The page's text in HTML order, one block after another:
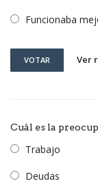
Funcionaba
VOTAR Ver
Cuál es la
Trabajo
Deudas